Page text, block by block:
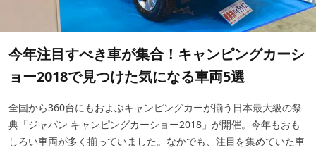
今年注目すべき車が集合！キャンピングカーシ
ョー2018で見つけた気になる車両5選
全国から360台にもおよぶキャンピングカーが揃う日本最大級の祭
典「ジャパン キャンピングカーショー2018」が開催。今年もおも
しろい車両が多く揃っていました。なかでも、注目を集めていた車